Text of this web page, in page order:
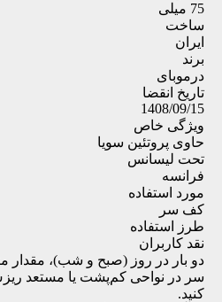
75 میلی
ساخت
ایران
برند
درموبای
تاریخ انقضا
1408/09/15
ویژگی خاص
حاوی پروتئین سویا
تحت لیسانس
فرانسه
مورد استفاده
کف سر
طرز استفاده
نقد کاربران
دو بار در روز (صبح و شب)، مقدار
سر در نواحی کم‌پشت یا مستعد
کنید.